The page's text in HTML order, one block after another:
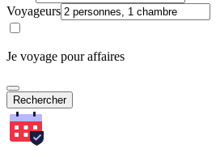
Voyageurs
Je voyage pour affaires
Rechercher